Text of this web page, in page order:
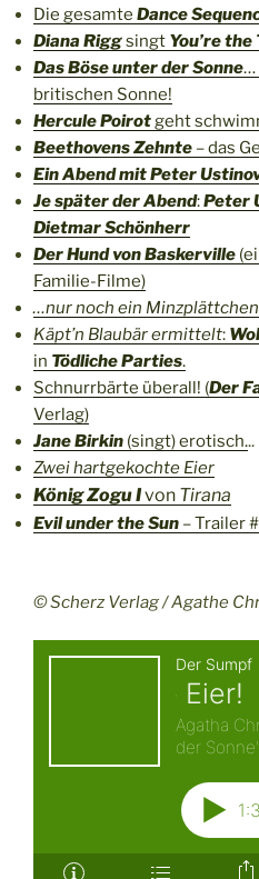
Die gesamte Dance
Diana Riggsingt You’re the
Das Böse unter der Sonne…
britischen Sonne!
Hercule Poirotgeht
Beethovens Zehnte – das
Ein Abend mit Peter
Je später der Abend:Peter
Dietmar Schönherr
Der Hund von Baskerville
Familie-Filme)
…nur noch ein
Käpt’n Blaubär ermittelt:
in Tödliche Parties.
Schnurrbärte überall! (Der
Verlag)
Jane Birkin (singt) erotisch...
Zwei hartgekochte Eier
König Zogu Ivon Tirana
Evil under the Sun – Trailer
© Scherz Verlag / Agathe